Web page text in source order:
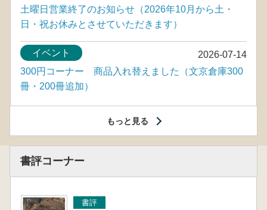
土曜日営業終了のお知らせ（2026年10月から土・
日・祝お休みとさせていただきます）
2026-07-14
イベント
300円コーナー 商品入れ替えました（文京倉庫300
冊・200冊追加）
もっと見る
書評コーナー
書評